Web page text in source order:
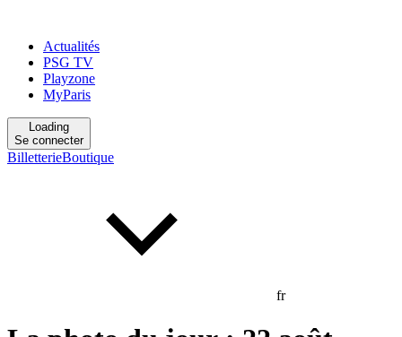
Actualités
PSG TV
Playzone
MyParis
Loading
Se connecter
BilletterieBoutique
fr